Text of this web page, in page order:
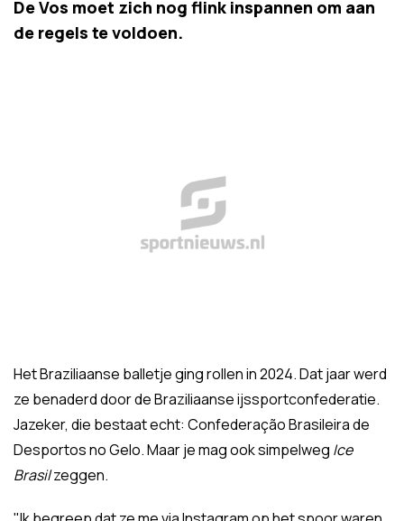
De Vos moet zich nog flink inspannen om aan
de regels te voldoen.
Het Braziliaanse balletje ging rollen in 2024. Dat jaar werd
ze benaderd door de Braziliaanse ijssportconfederatie.
Jazeker, die bestaat echt: Confederação Brasileira de
Desportos no Gelo. Maar je mag ook simpelweg Ice
Brasilzeggen.